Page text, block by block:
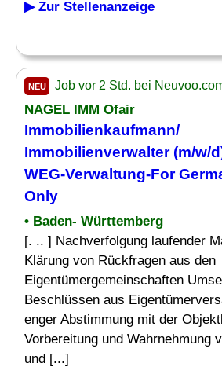
▶ Zur Stellenanzeige
NEU Job vor 2 Std. bei
NAGEL IMM Ofair
Immobilienkaufmann/
Immobilienverwalter (m/w/
WEG-Verwaltung-For
Only
• Baden- Württemberg
[. .. ] Nachverfolgung laufender
Klärung von Rückfragen aus den
Eigentümergemeinschaften
Beschlüssen aus
enger Abstimmung mit der
Vorbereitung und Wahrnehmung
und [...]